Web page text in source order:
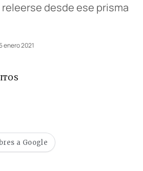
desde ese prisma
enero 2021
a Google